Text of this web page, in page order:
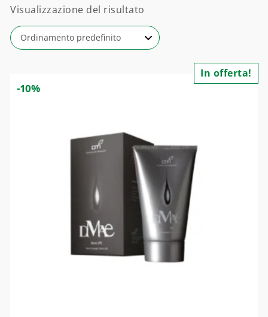
Visualizzazione del risultato
In offerta!
-10%